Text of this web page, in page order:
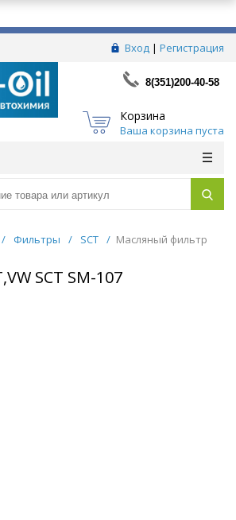
Вход | Регистрация
8(351)200-40-58
Корзина
Ваша корзина пуста
/ Фильтры / SCT / Масляный фильтр
SCT SM-107